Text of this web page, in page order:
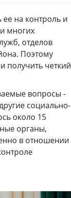
на контроль и
многих
отделов
Поэтому
получить четкий
вопросы -
социально-
около 15
органы,
в отношении